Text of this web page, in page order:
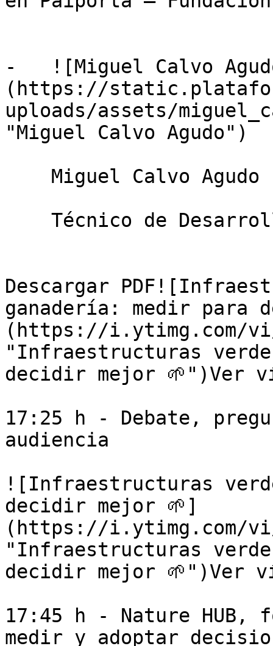
-   ![Miguel Calvo
(https://
uploads/assets/
"Miguel Calvo Agudo")
Descargar
ganadería: medir para
(https://i.ytimg.com/vi/
"Infraestructuras
decidir mejor 🌱")Ver
17:25 h - Debate,
audiencia
![Infraestructuras
decidir mejor 🌱]
(https://i.ytimg.com/vi/
"Infraestructuras
decidir mejor 🌱")Ver
17:45 h - Nature HUB,
medir y adoptar